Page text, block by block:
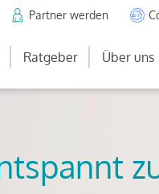
Partner werden
Ratgeber Über uns